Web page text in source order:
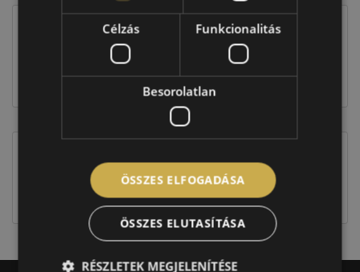
EU-s abroncscímke
Figyelem a feltüntetett címke adatok tájékoztató
jellegűek. Előfordulhat, hogy még a korábbi EU-s
címkével ellátott abroncs kerül kiszállításra.
Célzás Funkcionalitás
Besorolatlan
ÖSSZES ELFOGADÁSA
ÖSSZES ELUTASÍTÁSA
RÉSZLETEK MEGJELENÍTÉSE